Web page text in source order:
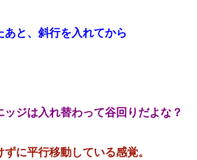
と、斜行を入れてから
ジは入れ替わって谷回りだよな？
に平行移動している感覚。